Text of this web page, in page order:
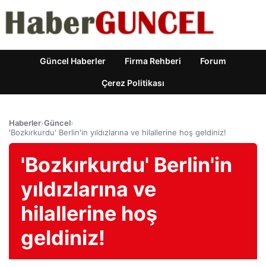
Güncel Haberler Firma Rehberi Forum
Çerez Politikası
Haberler›Güncel›
'Bozkırkurdu' Berlin'in yıldızlarına ve hilallerine hoş geldiniz!
'Bozkırkurdu' Berlin'in
yıldızlarına ve
hilallerine hoş
geldiniz!